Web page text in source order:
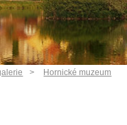
Hornické muzeum